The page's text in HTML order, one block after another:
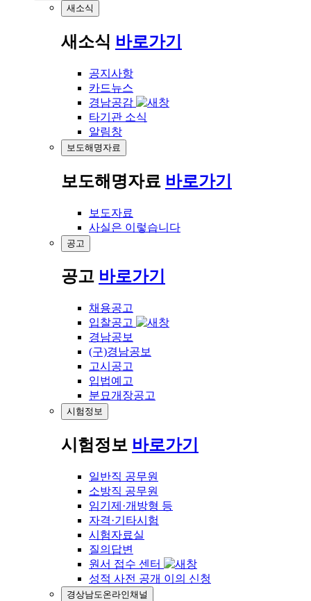
새소식
새소식 바로가기
공지사항
카드뉴스
경남공감
타기관 소식
알림창
보도해명자료
보도해명자료 바로가기
보도자료
사실은 이렇습니다
공고
공고 바로가기
채용공고
입찰공고
경남공보
(구)경남공보
고시공고
입법예고
분묘개장공고
시험정보
시험정보 바로가기
일반직 공무원
소방직 공무원
임기제·개방형 등
자격·기타시험
시험자료실
질의답변
원서 접수 센터
성적 사전 공개 이의 신청
경상남도온라인채널